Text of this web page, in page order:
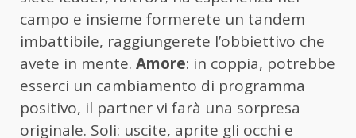
campo e insieme formerete un tandem
imbattibile, raggiungerete l’obbiettivo che
avete in mente. Amore: in coppia, potrebbe
esserci un cambiamento di programma
positivo, il partner vi farà una sorpresa
originale. Soli: uscite, aprite gli occhi e